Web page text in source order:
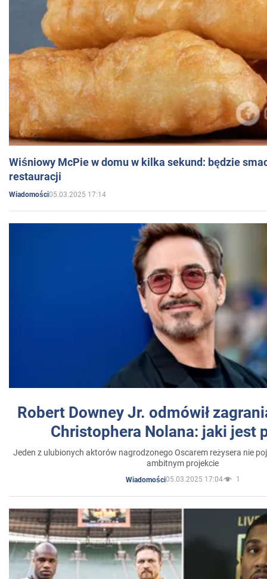
Wiśniowy McPie w domu w kilka sekund: będzie
restauracji
Wiadomości05.03.2025 17:14
Robert Downey Jr. odmówił
Christophera Nolana: jaki jest
Jeden z ulubionych aktorów nagrodzonego Oscarem reżysera nie
ambitnym projekcie
Wiadomości05.03.2025 17:04 1